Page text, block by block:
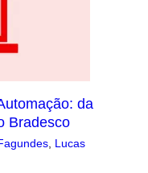
da
Bradesco
, Lucas